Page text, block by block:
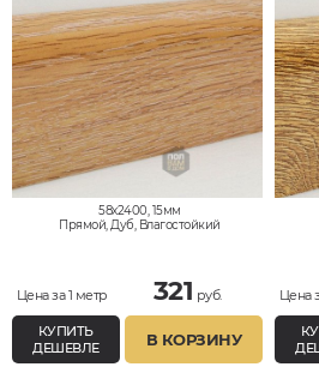
58x2400, 15мм
Прямой, Дуб, Влагостойкий
Цена за 1 метр 321 руб.
КУПИТЬ
ДЕШЕВЛЕ
В КОРЗИНУ
Цена